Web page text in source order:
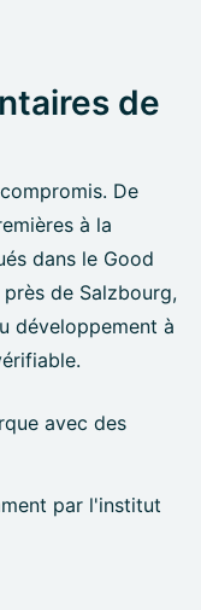
de
De
à la
dans le Good
près de Salzbourg,
développement à
avec des
par l'institut